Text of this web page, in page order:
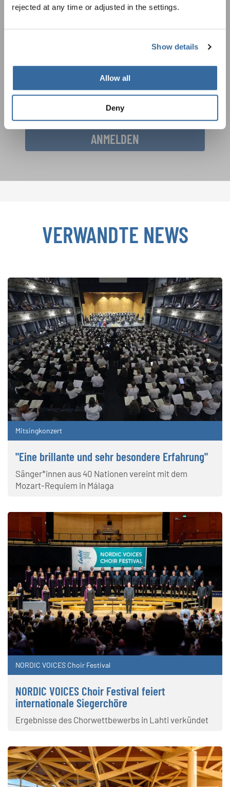
rejected at any time or adjusted in the settings.
Show details
Allow all
Deny
Besondere Veranstaltungshinweise und
kostenlosen INTERKULTUR-Newsletter.
Ich bin mit dem Erhalt des Newsletters einverstanden und
Datenschutzbestimmungen
ANMELDEN
VERWANDTE NEWS
Mitsingkonzert
"Eine brillante und sehr besondere Erfahrung"
Sänger*innen aus 40 Nationen vereint mit dem
Mozart-Requiem in Málaga
NORDIC VOICES Choir Festival
NORDIC VOICES Choir Festival feiert
internationale Siegerchöre
Ergebnisse des Chorwettbewerbs in Lahti verkündet